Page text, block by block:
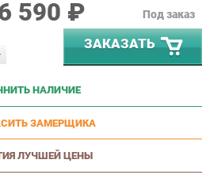
ЗАКАЗАТЬ
НАЛИЧИЕ
ЗАМЕРЩИКА
ЛУЧШЕЙ ЦЕНЫ
и до ТК -бесплатна.